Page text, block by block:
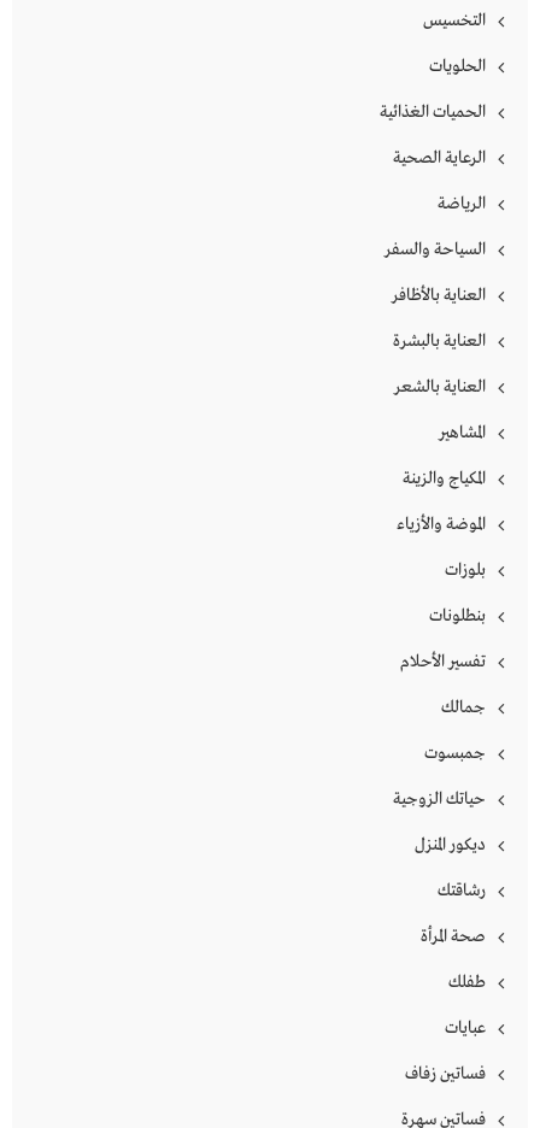
التخسيس
الحلويات
الحميات الغذائية
الرعاية الصحية
الرياضة
السياحة والسفر
العناية بالأظافر
العناية بالبشرة
العناية بالشعر
المشاهير
المكياج والزينة
الموضة والأزياء
بلوزات
بنطلونات
تفسير الأحلام
جمالك
جمبسوت
حياتك الزوجية
ديكور المنزل
رشاقتك
صحة المرأة
طفلك
عبايات
فساتين زفاف
فساتين سهرة